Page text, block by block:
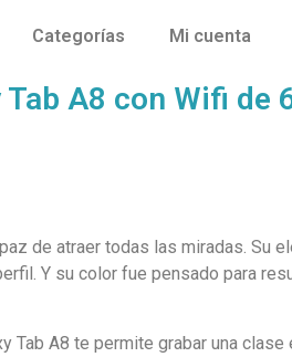
Categorías Mi cuenta
A8 con Wifi de
de atraer todas las miradas. Su
Y su color fue pensado para
Tab A8 te permite grabar una clase